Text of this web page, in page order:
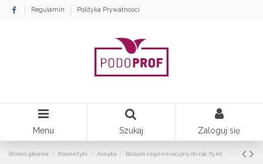
Regulamin Polityka Prywatności
Menu Szukaj Zaloguj się
Strona główna Kosmetyki Asepta Balsam regeneracyjny do rąk 75 ml